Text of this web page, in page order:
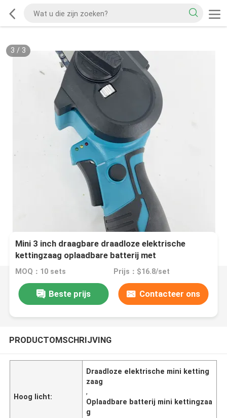
3 / 3
Mini 3 inch draagbare draadloze elektrische
kettingzaag oplaadbare batterij met
beveiligingsslot
MOQ：10 sets Prijs：$16.8/set
Beste prijs Contacteer ons
PRODUCTOMSCHRIJVING
Hoog licht:
Draadloze elektrische mini ketting
zaag
,
Oplaadbare batterij mini kettingzaa
g